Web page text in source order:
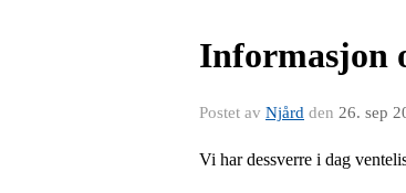
Informasjon
Postet av Njård den 26. sep
Vi har dessverre i dag